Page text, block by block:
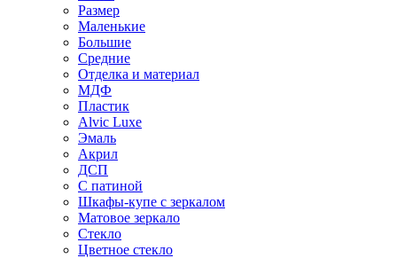
Размер
Маленькие
Большие
Средние
Отделка и материал
МДФ
Пластик
Alvic Luxe
Эмаль
Акрил
ДСП
С патиной
Шкафы-купе с зеркалом
Матовое зеркало
Стекло
Цветное стекло